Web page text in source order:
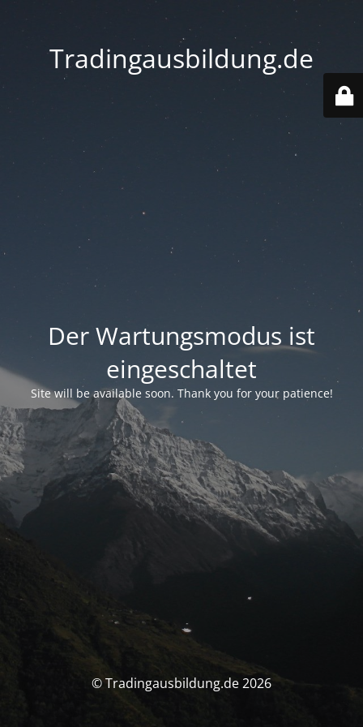
Tradingausbildung.de
Der Wartungsmodus ist
eingeschaltet
Site will be available soon. Thank you for your patience!
© Tradingausbildung.de 2026